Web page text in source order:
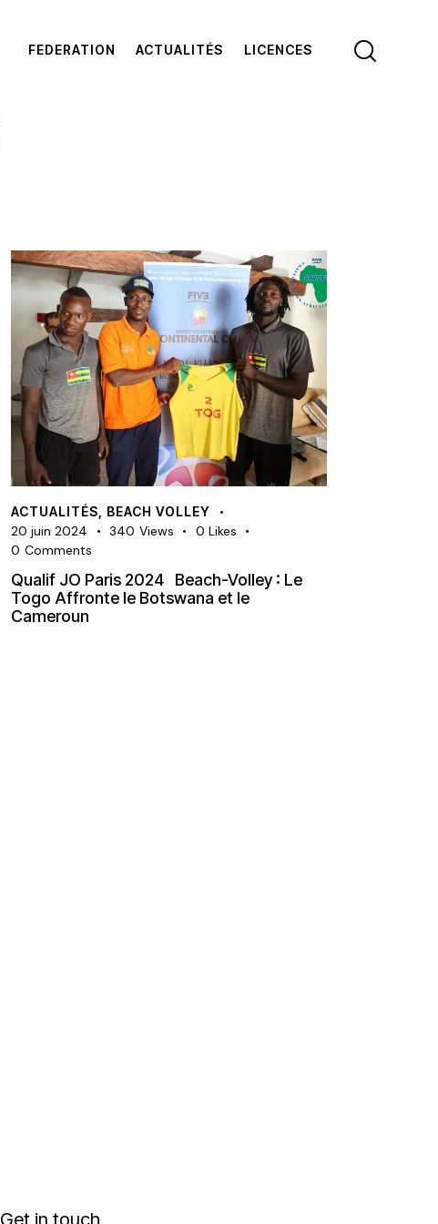
FEDERATION ACTUALITÉS LICENCES
ACTUALITÉS BEACH VOLLEY
20 juin 2024 340 Views 0 Likes
0 Comments
Qualif JO Paris 2024 Beach-Volley : Le
Togo Affronte le Botswana et le
Cameroun
Get in touch